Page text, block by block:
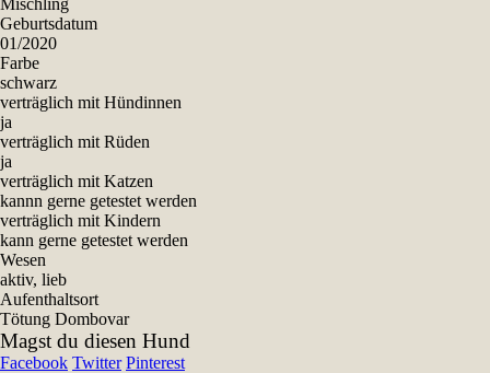
Geburtsdatum
01/2020
Farbe
schwarz
verträglich mit Hündinnen
ja
verträglich mit Rüden
ja
verträglich mit Katzen
kannn gerne getestet werden
verträglich mit Kindern
kann gerne getestet werden
Wesen
aktiv, lieb
Aufenthaltsort
Tötung Dombovar
Magst du diesen Hund
Facebook Twitter Pinterest